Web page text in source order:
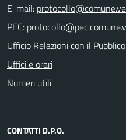
E-mail:
PEC:
Ufficio Relazioni con il Pubblico
Uffici e orari
Numeri utili
CONTATTI D.P.O.